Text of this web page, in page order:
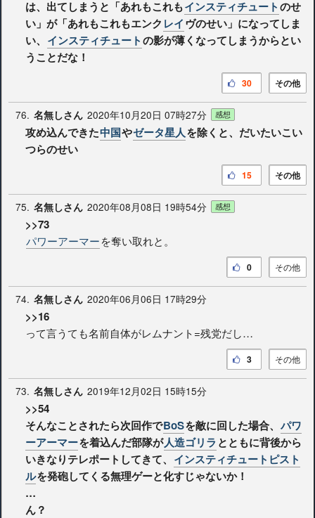
は、出てしまうと「あれもこれもインスティチュートのせ
い」が「あれもこれもエンク レイヴのせい」になってしま
い、 インスティチュートの影が薄くなってしまうからとい
うことだな！
その他
30
76. 名無しさん 2020年10月20日 07時27分 感想
攻め込んできた中国やゼータ星人を除くと、だいたいこい
つらのせい
その他
15
75. 名無しさん 2020年08月08日 19時54分 感想
>>73
パワーアーマーを奪い取れと。
その他
0
74. 名無しさん 2020年06月06日 17時29分
>>16
って言うても名前自体がレムナント=残党だし…
その他
3
73. 名無しさん 2019年12月02日 15時15分
>>54
そんなことされたら次回作でBoSを敵に回した場合、 パワ
ーアーマーを着込んだ部隊が人造ゴリラとともに背後から
いきなりテレポートしてきて、 インスティチュートピスト
ルを発砲してくる無理ゲーと化すじゃないか！
…
ん？